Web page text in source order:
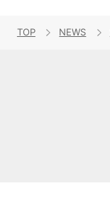
TOP NEWS